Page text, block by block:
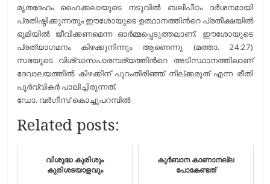
മൃതദേഹം ഹൈക്കലായുടെ നടുവില്‍ ബലിപീഠം ദര്‍ശനമായി
പ്രതിഷ്ഠിക്കുന്നതും ഈശോയുടെ ഉത്ഥാനത്തിന്‍റെ പ്രതീക്ഷയില്‍
ഭൂമിയില്‍ ജീവിക്കണമെന്ന ഓര്‍മ്മപ്പെടുത്തലാണ്. ഈശോയുടെ
പ്രത്യാഗമനം കിഴക്കുനിന്നും ആണെന്നു (മത്താ. 24:27)
സഭയുടെ വിശ്വാസപാരമ്പര്യത്തിന്‍റെ അടിസ്ഥാനത്തിലാണ്
ദേവാലയത്തില്‍ കിഴക്കിന് പുറംതിരിഞ്ഞ് നില്ക്കരുത് എന്ന രീതി
പൂര്‍വ്വികര്‍ പാലിച്ചിരുന്നത്.
ഡോ. വര്‍ഗീസ് കൊച്ചുപറമ്പില്‍
Related posts:
വിശുദ്ധ കുരിശും
കുരിശടയാളവും
കുര്‍ബാന കാണാനല്ല
പോകേണ്ടത്